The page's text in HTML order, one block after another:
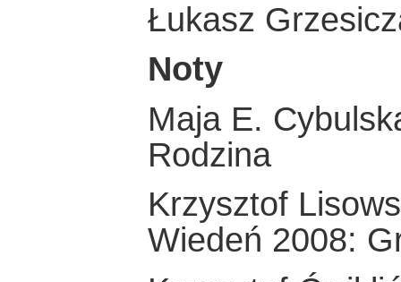
Łukasz
Noty
Maja E.
Rodzina
Krzysztof
Wiedeń 2008: